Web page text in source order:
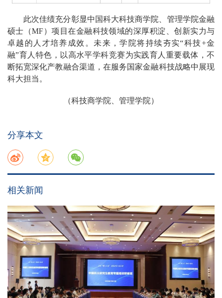
此次佳绩充分彰显中国科大科技商学院、管理学院金融
硕士（MF）项目在金融科技领域的深厚积淀、创新实力与
卓越的人才培养成效。未来，学院将持续夯实“科技+金
融”育人特色，以高水平学科竞赛为实践育人重要载体，不
断拓宽深化产教融合渠道，在服务国家金融科技战略中展现
科大担当。
（科技商学院、管理学院）
分享本文
相关新闻